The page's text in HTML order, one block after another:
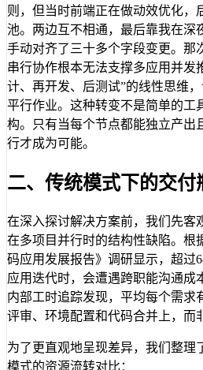
则，但当时前端正在做动效优化，
池。两边互不相通，最后靠我在深
手动对齐了三十多个字段变更。那
串行协作根本无法支撑多应用并发
计、再开发、后测试”的线性思维
平行作业。这种转变不是简单的工
构。只有当每个节点都能独立产出
行才成为可能。
二、传统模式下的交付
在深入探讨解决方案前，我们先客
在多项目并行时的结构性缺陷。根
码应用发展报告》调研显示，超过
应用迭代时，会遭遇跨职能沟通成
内部工时追踪发现，平均每个需求
评审、环境配置和代码合并上，而
为了更直观地呈现差异，我们整理
模式的资源流转对比：